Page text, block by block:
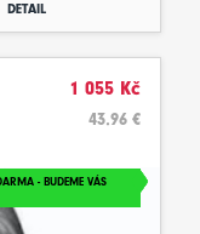
DETAIL
1 055 Kč
43.96 €
- BUDEME VÁS